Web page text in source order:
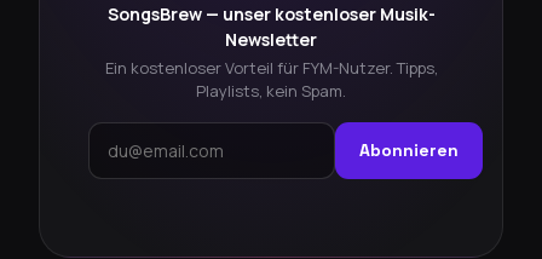
SongsBrew — unser kostenloser Musik-
Newsletter
Ein kostenloser Vorteil für FYM-Nutzer. Tipps,
Playlists, kein Spam.
Abonnieren